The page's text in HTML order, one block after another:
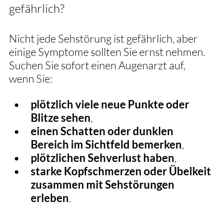
gefährlich?
Nicht jede Sehstörung ist gefährlich, aber
einige Symptome sollten Sie ernst nehmen.
Suchen Sie sofort einen Augenarzt auf,
wenn Sie:
plötzlich viele neue Punkte oder
Blitze sehen,
einen Schatten oder dunklen
Bereich im Sichtfeld bemerken,
plötzlichen Sehverlust haben,
starke Kopfschmerzen oder Übelkeit
zusammen mit Sehstörungen
erleben.